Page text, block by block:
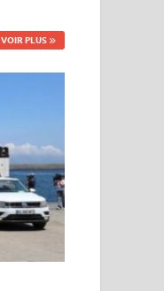
VOIR PLUS